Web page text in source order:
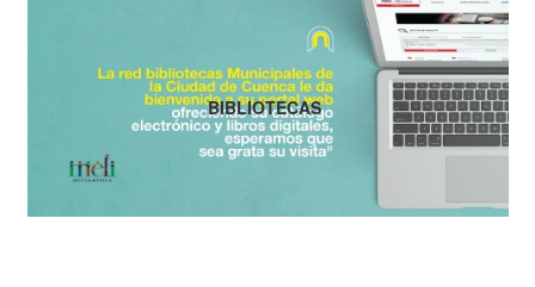
BIBLIOTECAS